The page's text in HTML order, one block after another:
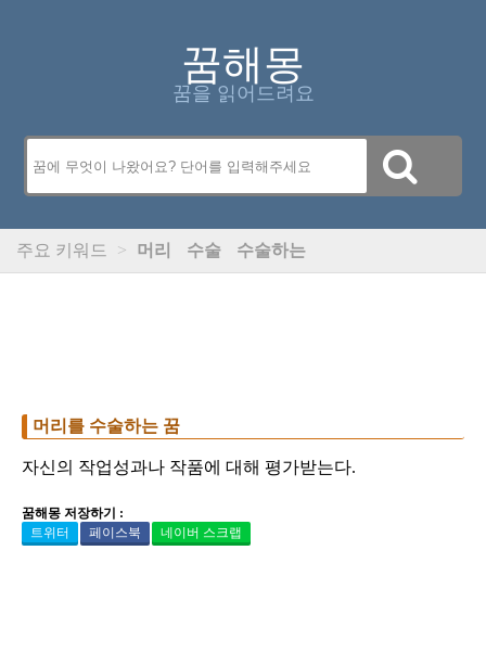
꿈해몽
꿈을 읽어드려요
주요 키워드 > 머리 수술 수술하는
머리를 수술하는 꿈
자신의 작업성과나 작품에 대해 평가받는다.
꿈해몽 저장하기 :
트위터
페이스북 네이버 스크랩